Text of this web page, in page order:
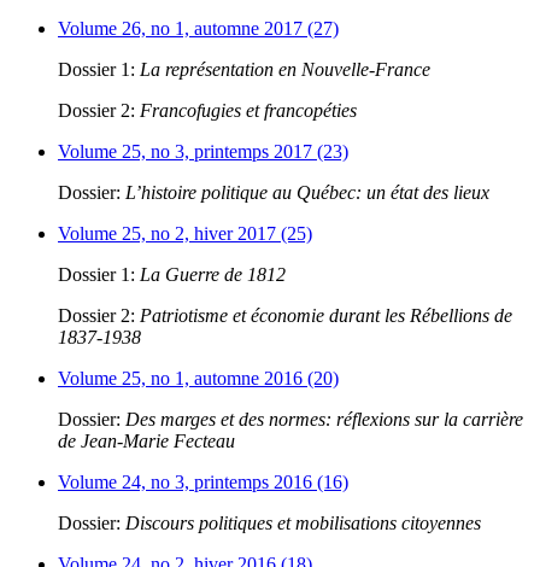
Volume 26, no 1, automne 2017 (27)
Dossier 1: La représentation en Nouvelle-France
Dossier 2: Francofugies et francopéties
Volume 25, no 3, printemps 2017 (23)
Dossier: L’histoire politique au Québec: un état des lieux
Volume 25, no 2, hiver 2017 (25)
Dossier 1: La Guerre de 1812
Dossier 2: Patriotisme et économie durant les Rébellions de
1837-1938
Volume 25, no 1, automne 2016 (20)
Dossier: Des marges et des normes: réflexions sur la carrière
de Jean-Marie Fecteau
Volume 24, no 3, printemps 2016 (16)
Dossier: Discours politiques et mobilisations citoyennes